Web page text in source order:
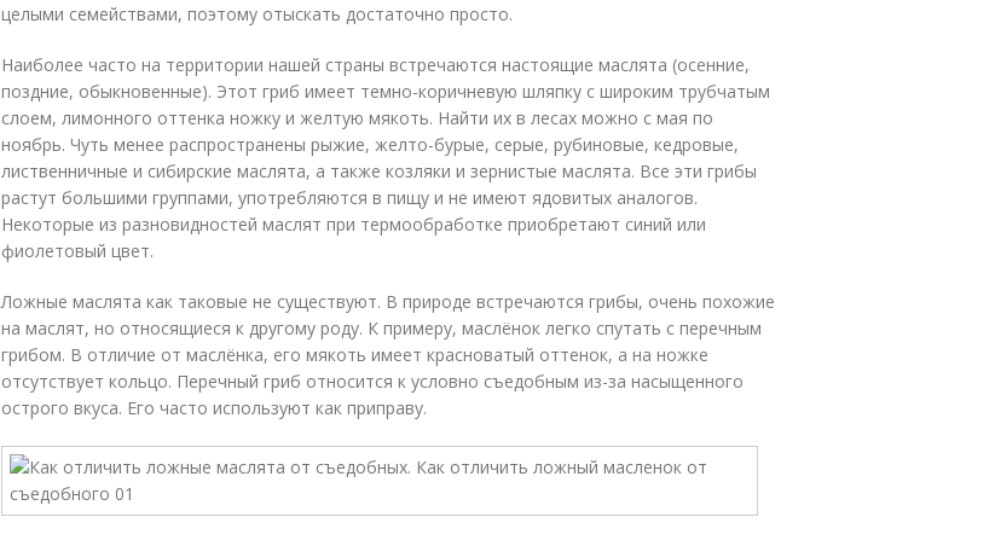
целыми семействами, поэтому отыскать достаточно просто.
Наиболее часто на территории нашей страны встречаются настоящие маслята (осенние,
поздние, обыкновенные). Этот гриб имеет темно-коричневую шляпку с широким трубчатым
слоем, лимонного оттенка ножку и желтую мякоть. Найти их в лесах можно с мая по
ноябрь. Чуть менее распространены рыжие, желто-бурые, серые, рубиновые, кедровые,
лиственничные и сибирские маслята, а также козляки и зернистые маслята. Все эти грибы
растут большими группами, употребляются в пищу и не имеют ядовитых аналогов.
Некоторые из разновидностей маслят при термообработке приобретают синий или
фиолетовый цвет.
Ложные маслята как таковые не существуют. В природе встречаются грибы, очень похожие
на маслят, но относящиеся к другому роду. К примеру, маслёнок легко спутать с перечным
грибом. В отличие от маслёнка, его мякоть имеет красноватый оттенок, а на ножке
отсутствует кольцо. Перечный гриб относится к условно съедобным из-за насыщенного
острого вкуса. Его часто используют как приправу.